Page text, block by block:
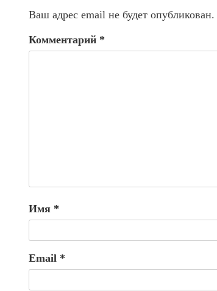
Ваш адрес email не будет опубликован.
Комментарий *
Имя *
Email *